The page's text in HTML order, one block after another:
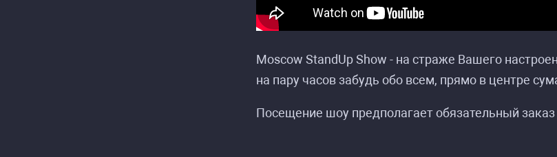
Moscow StandUp Show - на страже Вашего
на пару часов забудь обо всем, прямо в центре
Посещение шоу предполагает обязательный